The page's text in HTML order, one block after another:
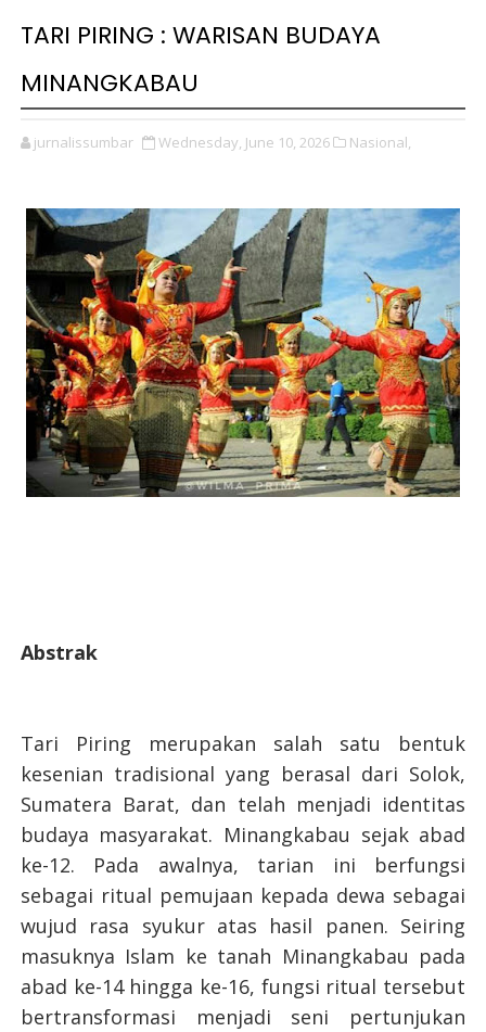
TARI PIRING : WARISAN BUDAYA
MINANGKABAU
jurnalissumbar Wednesday, June 10, 2026 Nasional,
Abstrak
Tari Piring merupakan salah satu bentuk
kesenian tradisional yang berasal dari Solok,
Sumatera Barat, dan telah menjadi identitas
budaya masyarakat. Minangkabau sejak abad
ke-12. Pada awalnya, tarian ini berfungsi
sebagai ritual pemujaan kepada dewa sebagai
wujud rasa syukur atas hasil panen. Seiring
masuknya Islam ke tanah Minangkabau pada
abad ke-14 hingga ke-16, fungsi ritual tersebut
bertransformasi menjadi seni pertunjukan